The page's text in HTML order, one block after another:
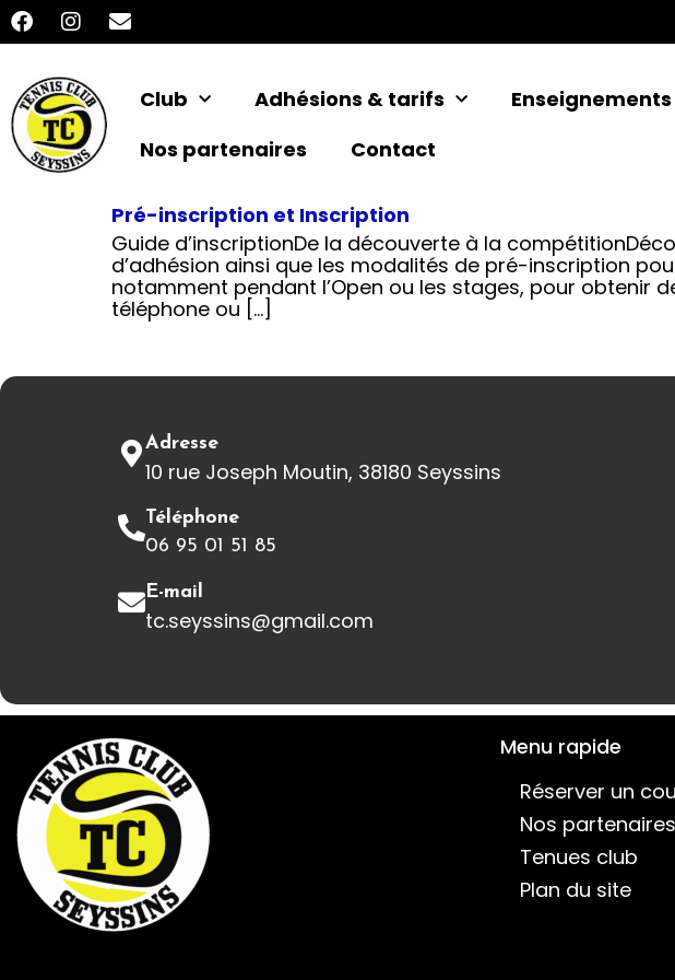
Club Adhésions & tarifs Enseignements
Nos partenaires
Contact
Pré-inscription et Inscription
Guide d’inscriptionDe la découverte à la
d’adhésion ainsi que les modalités de pré-inscription
notamment pendant l’Open ou les stages, pour obtenir
téléphone ou […]
Adresse
10 rue Joseph Moutin, 38180 Seyssins
Téléphone
06 95 01 51 85
E-mail
tc.seyssins@gmail.com
Menu rapide
Réserver un
Nos partenaires
Tenues club
Plan du site